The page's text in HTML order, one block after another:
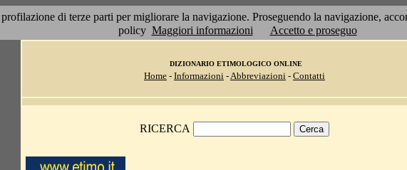
di terze parti per migliorare la navigazione. Proseguendo la navigazione,
policy Maggiori informazioni Accetto e proseguo
DIZIONARIO ETIMOLOGICO ONLINE
Home - Informazioni -Abbreviazioni - Contatti
RICERCA